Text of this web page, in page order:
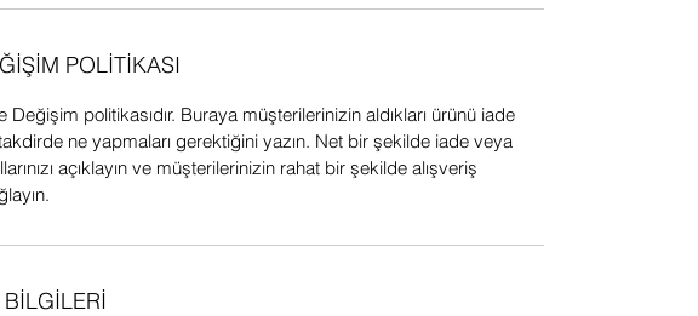
POLİTİKASI
Değişim politikasıdır. Buraya müşterilerinizin aldıkları ürünü iade
ne yapmaları gerektiğini yazın. Net bir şekilde iade veya
açıklayın ve müşterilerinizin rahat bir şekilde alışveriş